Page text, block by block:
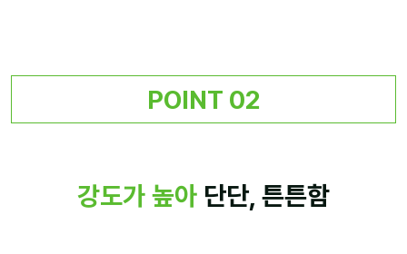
POINT 02
강도가 높아 단단, 튼튼함